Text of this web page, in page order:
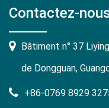
Contactez-
Bâtiment n° 37
de Dongguan,
+86-0769 8929